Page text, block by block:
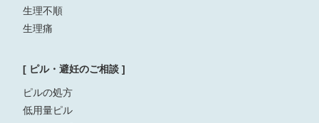
生理不順
生理痛
[ ピル・避妊のご相談 ]
ピルの処方
低用量ピル